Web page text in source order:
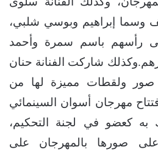
إبراهيم وبوسي شلبي،
رأسهم باسم سمرة وأحمد
شاركت الفنانة حنان
صور ولقطات مميزة لها من
مهرجان أسوان السينمائي
به كعضو في لجنة التحكيم،
صورها بالمهرجان على